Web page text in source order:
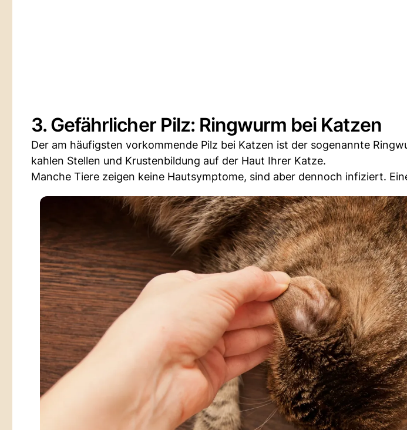
3. Gefährlicher Pilz: Ringwurm bei Katzen
Der am häufigsten vorkommende Pilz bei Katzen ist der sogenannte
kahlen Stellen und Krustenbildung auf der Haut Ihrer Katze.
Manche Tiere zeigen keine Hautsymptome, sind aber dennoch infiziert.